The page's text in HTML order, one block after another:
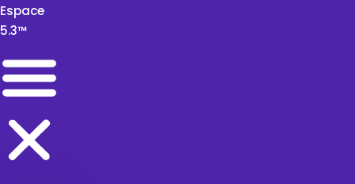
Espace
5.3™